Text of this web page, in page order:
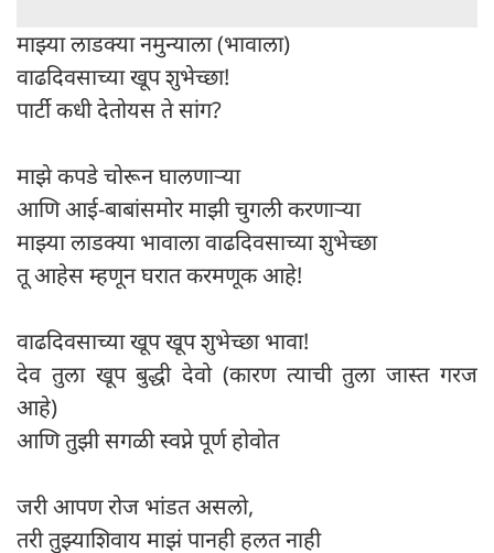
माझ्या लाडक्या नमुन्याला (भावाला)
वाढदिवसाच्या खूप शुभेच्छा!
पार्टी कधी देतोयस ते सांग?
माझे कपडे चोरून घालणाऱ्या
आणि आई-बाबांसमोर माझी चुगली करणाऱ्या
माझ्या लाडक्या भावाला वाढदिवसाच्या शुभेच्छा
तू आहेस म्हणून घरात करमणूक आहे!
वाढदिवसाच्या खूप खूप शुभेच्छा भावा!
देव तुला खूप बुद्धी देवो (कारण त्याची तुला जास्त गरज
आहे)
आणि तुझी सगळी स्वप्ने पूर्ण होवोत
जरी आपण रोज भांडत असलो,
तरी तुझ्याशिवाय माझं पानही हलत नाही